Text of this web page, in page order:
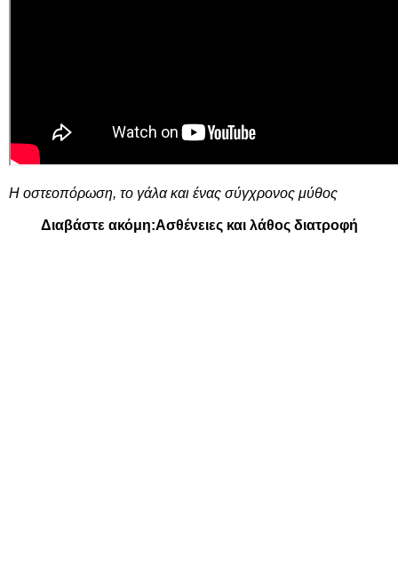
Η οστεοπόρωση, το γάλα και ένας σύγχρονος μύθος
Διαβάστε ακόμη:Ασθένειες και λάθος διατροφή